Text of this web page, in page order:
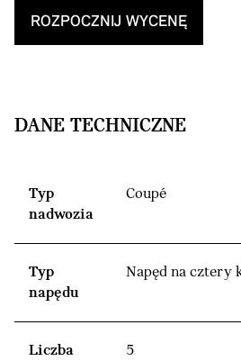
ROZPOCZNIJ WYCENĘ
DANE TECHNICZNE
Typ
nadwozia
Coupé
Typ
napędu
Napęd na cztery
Liczba
5